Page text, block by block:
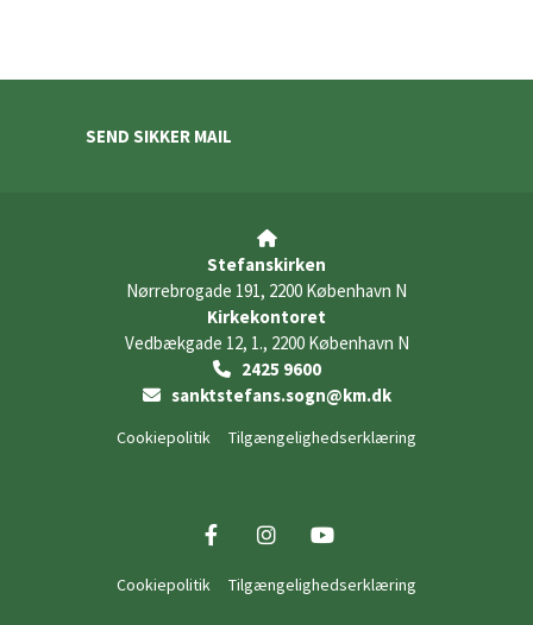
SEND SIKKER MAIL

Stefanskirken
Nørrebrogade 191, 2200 København N
Kirkekontoret
Vedbækgade 12, 1., 2200 København N
2425 9600
sanktstefans.sogn@km.dk
Cookiepolitik Tilgængelighedserklæring
Cookiepolitik Tilgængelighedserklæring